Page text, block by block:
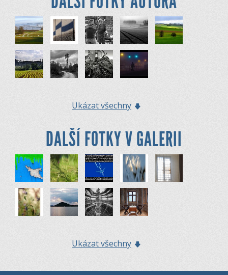
Ukázat všechny
DALŠÍ FOTKY V GALERII
Ukázat všechny